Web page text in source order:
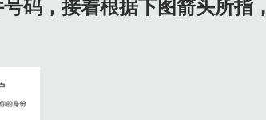
码，接着根据下图箭头所指，